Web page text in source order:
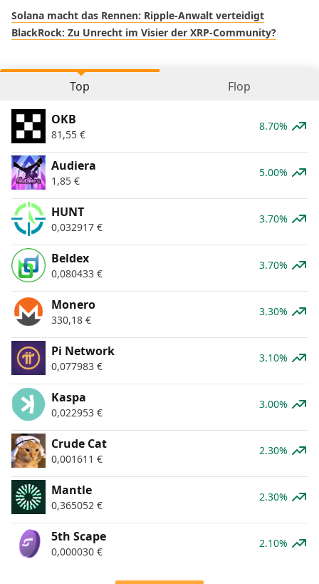
Solana macht das Rennen: Ripple-Anwalt verteidigt
BlackRock: Zu Unrecht im Visier der XRP-Community?
Top Flop
OKB
81,55 €
8.70%
Audiera
1,85 €
5.00%
HUNT
0,032917 €
3.70%
Beldex
0,080433 €
3.70%
Monero
330,18 €
3.30%
Pi Network
0,077983 €
3.10%
Kaspa
0,022953 €
3.00%
Crude Cat
0,001611 €
2.30%
Mantle
0,365052 €
2.30%
5th Scape
0,000030 €
2.10%